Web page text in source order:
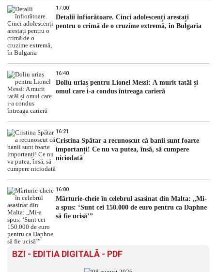
17:00
Detalii înfiorătoare. Cinci adolescenți arestați
pentru o crimă de o cruzime extremă, în Bulgaria
16:40
Doliu uriaș pentru Lionel Messi: A murit tatăl și
omul care i-a condus întreaga carieră
16:21
Cristina Spătar a recunoscut că banii sunt foarte
importanți! Ce nu va putea, însă, să cumpere
niciodată
16:00
Mărturie-cheie în celebrul asasinat din Malta: „Mi-
a spus: ‘Sunt cei 150.000 de euro pentru ca Daphne
să fie ucisă’”
BZI - EDITIA DIGITALĂ - PDF